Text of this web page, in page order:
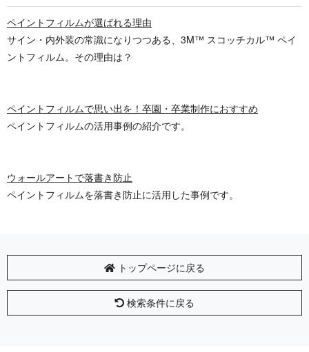
ペイントフィルムが選ばれる理由
サイン・内外装の常識になりつつある、3M™ スコッチカル™ ペイ
ントフィルム。その理由は？
ペイントフィルムで思い出を！卒園・卒業制作におすすめ
ペイントフィルムの活用事例の紹介です。
ウォールアートで落書き防止
ペイントフィルムを落書き防止に活用した事例です。
トップページに戻る
検索条件に戻る